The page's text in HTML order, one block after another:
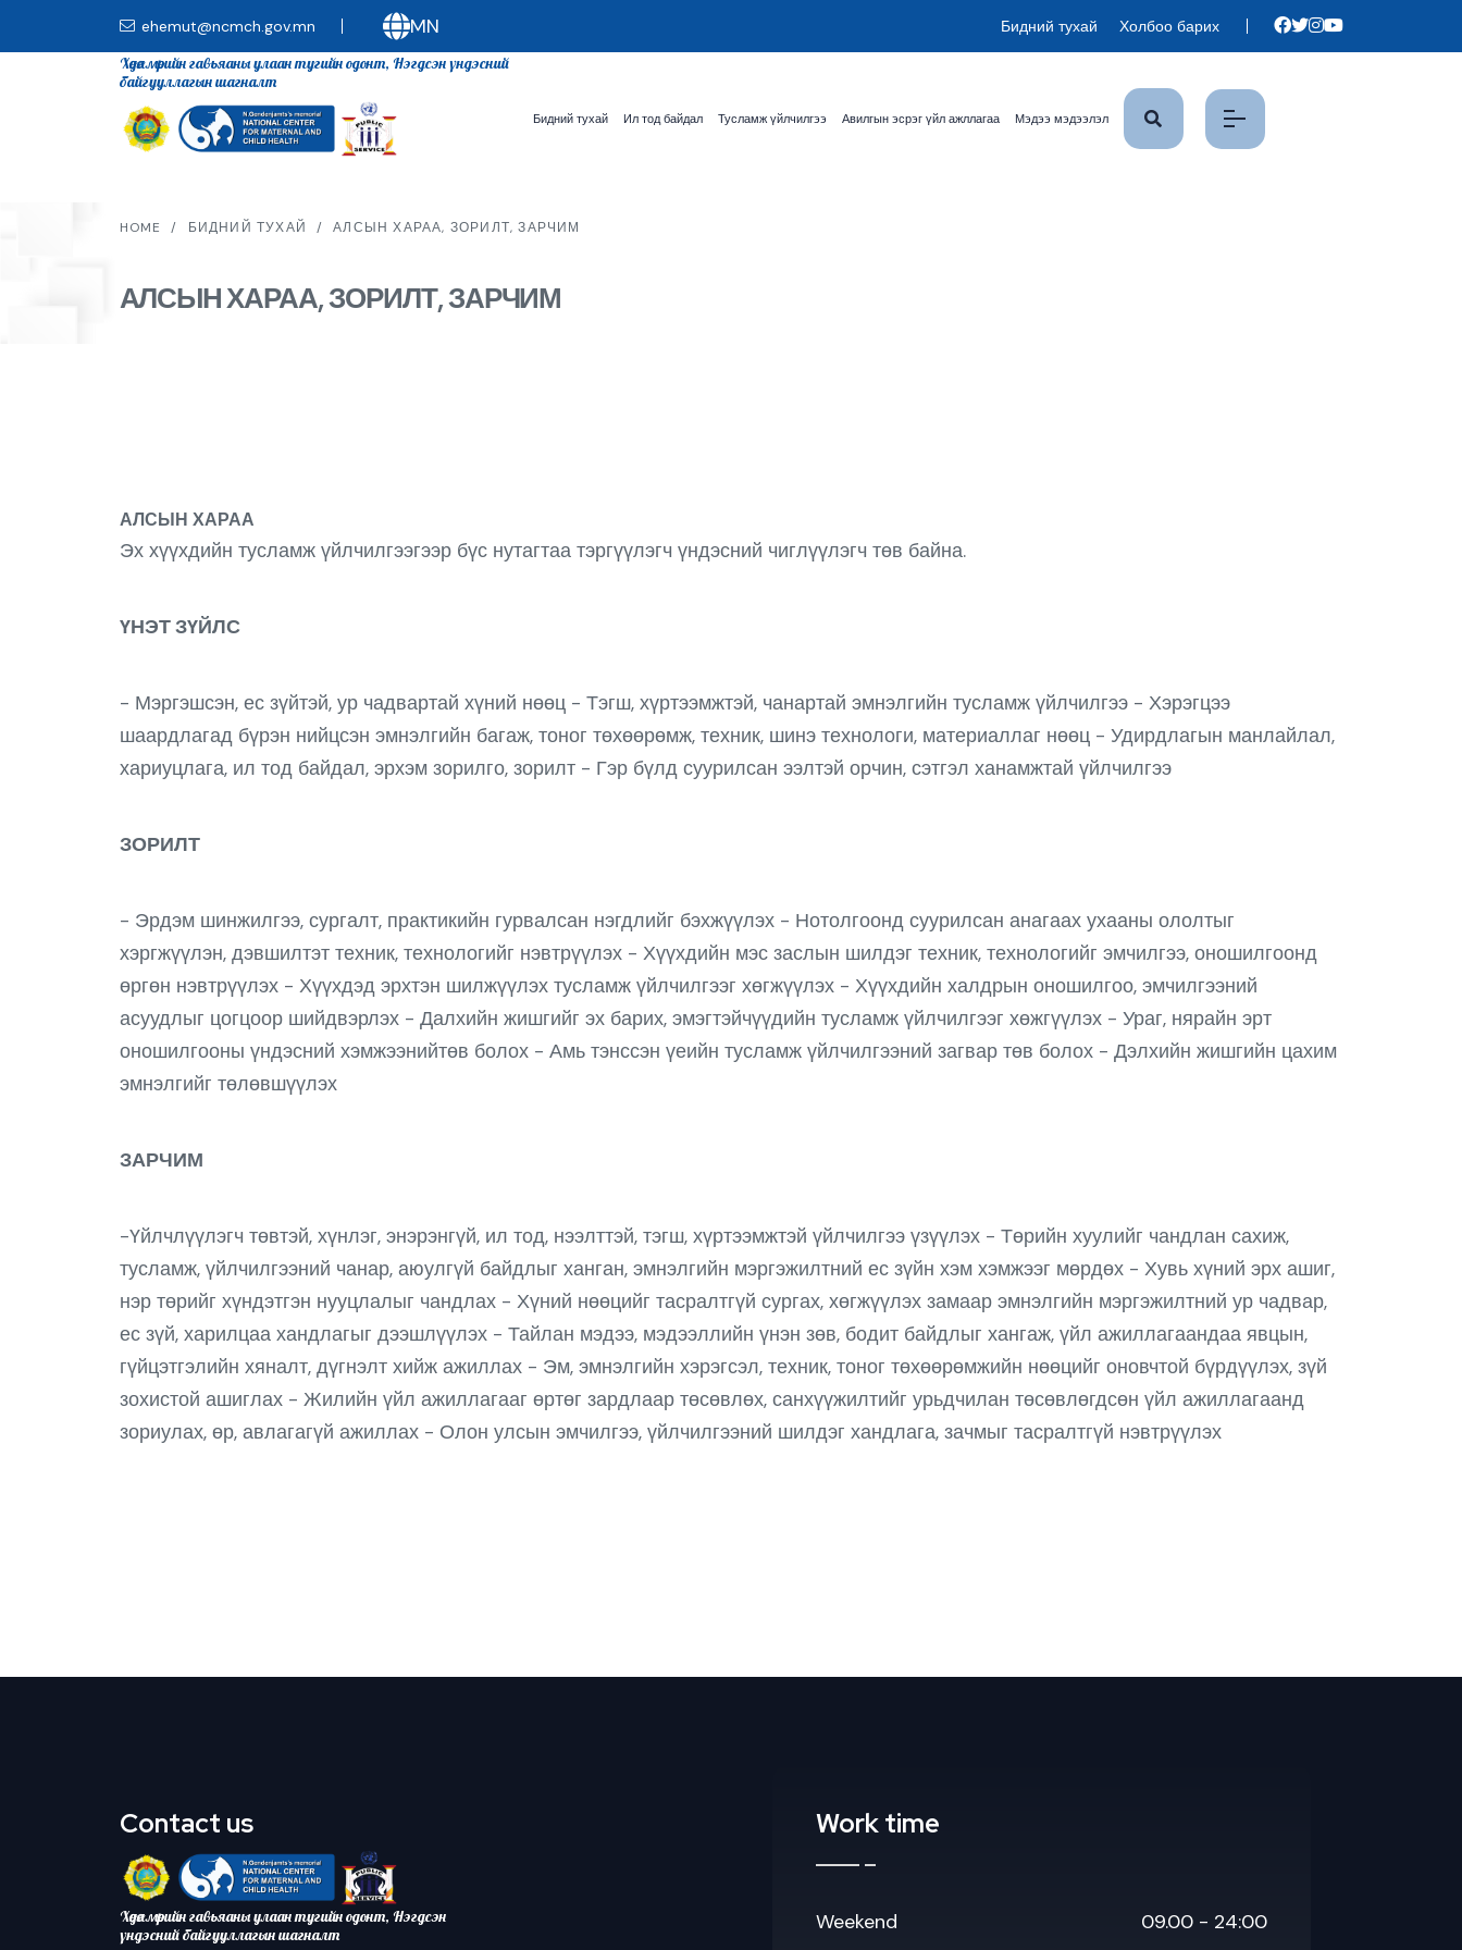
ehemut@ncmch.gov.mn MN Бидний тухай
Холбоо барих
Хөдөлмөрийн гавьяаны улаан тугийн одонт, Нэгдсэн үндэсний
байгууллагын шагналт
Бидний тухай Ил тод байдал Тусламж үйлчилгээ Авилгын эсрэг үйл ажллагаа Мэдээ мэдээлэл
HOME / БИДНИЙ ТУХАЙ / АЛСЫН ХАРАА, ЗОРИЛТ, ЗАРЧИМ
АЛСЫН ХАРАА, ЗОРИЛТ, ЗАРЧИМ
АЛСЫН ХАРАА
Эх хүүхдийн тусламж үйлчилгээгээр бүс нутагтаа тэргүүлэгч үндэсний чиглүүлэгч төв байна.
ҮНЭТ ЗҮЙЛС
- Мэргэшсэн, ес зүйтэй, ур чадвартай хүний нөөц - Тэгш, хүртээмжтэй, чанартай эмнэлгийн тусламж үйлчилгээ - Хэрэгцээ
шаардлагад бүрэн нийцсэн эмнэлгийн багаж, тоног төхөөрөмж, техник, шинэ технологи, материаллаг нөөц - Удирдлагын манлайлал,
хариуцлага, ил тод байдал, эрхэм зорилго, зорилт - Гэр бүлд суурилсан ээлтэй орчин, сэтгэл ханамжтай үйлчилгээ
ЗОРИЛТ
- Эрдэм шинжилгээ, сургалт, практикийн гурвалсан нэгдлийг бэхжүүлэх - Нотолгоонд суурилсан анагаах ухааны ололтыг
хэргжүүлэн, дэвшилтэт техник, технологийг нэвтрүүлэх - Хүүхдийн мэс заслын шилдэг техник, технологийг эмчилгээ, оношилгоонд
өргөн нэвтрүүлэх - Хүүхдэд эрхтэн шилжүүлэх тусламж үйлчилгээг хөгжүүлэх - Хүүхдийн халдрын оношилгоо, эмчилгээний
асуудлыг цогцоор шийдвэрлэх - Далхийн жишгийг эх барих, эмэгтэйчүүдийн тусламж үйлчилгээг хөжгүүлэх - Ураг, нярайн эрт
оношилгооны үндэсний хэмжээнийтөв болох - Амь тэнссэн үеийн тусламж үйлчилгээний загвар төв болох - Дэлхийн жишгийн цахим
эмнэлгийг төлөвшүүлэх
ЗАРЧИМ
-Үйлчлүүлэгч төвтэй, хүнлэг, энэрэнгүй, ил тод, нээлттэй, тэгш, хүртээмжтэй үйлчилгээ үзүүлэх - Төрийн хуулийг чандлан сахиж,
тусламж, үйлчилгээний чанар, аюулгүй байдлыг ханган, эмнэлгийн мэргэжилтний ес зүйн хэм хэмжээг мөрдөх - Хувь хүний эрх ашиг,
нэр төрийг хүндэтгэн нууцлалыг чандлах - Хүний нөөцийг тасралтгүй сургах, хөгжүүлэх замаар эмнэлгийн мэргэжилтний ур чадвар,
ес зүй, харилцаа хандлагыг дээшлүүлэх - Тайлан мэдээ, мэдээллийн үнэн зөв, бодит байдлыг хангаж, үйл ажиллагаандаа явцын,
гүйцэтгэлийн хяналт, дүгнэлт хийж ажиллах - Эм, эмнэлгийн хэрэгсэл, техник, тоног төхөөрөмжийн нөөцийг оновчтой бүрдүүлэх, зүй
зохистой ашиглах - Жилийн үйл ажиллагааг өртөг зардлаар төсөвлөх, санхүүжилтийг урьдчилан төсөвлөгдсөн үйл ажиллагаанд
зориулах, өр, авлагагүй ажиллах - Олон улсын эмчилгээ, үйлчилгээний шилдэг хандлага, зачмыг тасралтгүй нэвтрүүлэх
Contact us
Хөдөлмөрийн гавьяаны улаан тугийн одонт, Нэгдсэн
үндэсний байгууллагын шагналт
Work time
Weekend 09.00 - 24:00